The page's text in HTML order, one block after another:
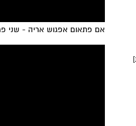
אם פתאום אפגוש אריה - שני